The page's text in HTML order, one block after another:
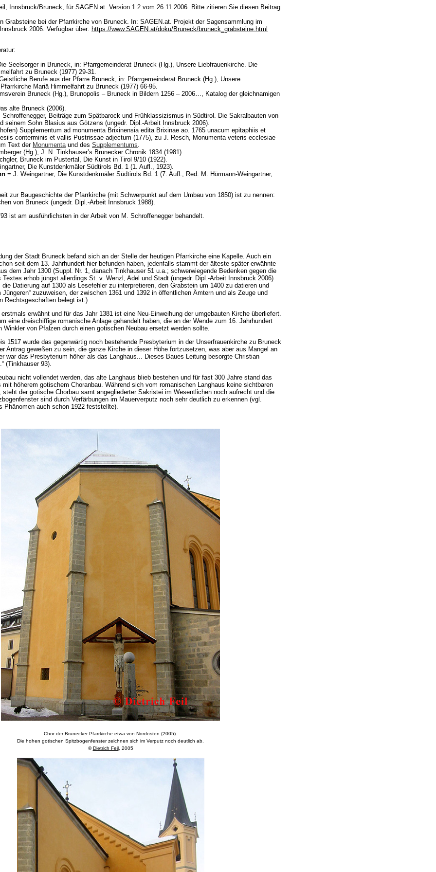
, Innsbruck/Bruneck, für SAGEN.at. Version 1.2 vom 26.11.2006. Bitte zitieren Sie diesen Beitrag
Grabsteine bei der Pfarrkirche von Bruneck. In: SAGEN.at. Projekt der Sagensammlung im
2006. Verfügbar über: https://www.SAGEN.at/doku/Bruneck/bruneck_grabsteine.html
Seelsorger in Bruneck, in: Pfarrgemeinderat Bruneck (Hg.), Unsere Liebfrauenkirche. Die
zu Bruneck (1977) 29-31.
Berufe aus der Pfarre Bruneck, in: Pfarrgemeinderat Bruneck (Hg.), Unsere
Mariä Himmelfahrt zu Bruneck (1977) 66-95.
Bruneck (Hg.), Brunopolis – Bruneck in Bildern 1256 – 2006…, Katalog der gleichnamigen
alte Bruneck (2006).
Beiträge zum Spätbarock und Frühklassizismus in Südtirol. Die Sakralbauten von
seinem Sohn Blasius aus Götzens (ungedr. Dipl.-Arbeit Innsbruck 2006).
Supplementum ad monumenta Brixinensia edita Brixinae ao. 1765 unacum epitaphiis et
conterminis et vallis Pustrissae adjectum (1775), zu J. Resch, Monumenta veteris ecclesiae
Text der Monumentaund des Supplementums.
(Hg.), J. N. Tinkhauser’s Brunecker Chronik 1834 (1981).
Bruneck im Pustertal, Die Kunst in Tirol 9/10 (1922).
Die Kunstdenkmäler Südtirols Bd. 1 (1. Aufl., 1923).
= J. Weingartner, Die Kunstdenkmäler Südtirols Bd. 1 (7. Aufl., Red. M. Hörmann-Weingartner,
zur Baugeschichte der Pfarrkirche (mit Schwerpunkt auf dem Umbau von 1850) ist zu nennen:
von Bruneck (ungedr. Dipl.-Arbeit Innsbruck 1988).
ist am ausführlichsten in der Arbeit von M. Schroffenegger behandelt.
der Stadt Bruneck befand sich an der Stelle der heutigen Pfarrkirche eine Kapelle. Auch ein
seit dem 13. Jahrhundert hier befunden haben, jedenfalls stammt der älteste später erwähnte
dem Jahr 1300 (Suppl. Nr. 1, danach Tinkhauser 51 u.a.; schwerwiegende Bedenken gegen die
erhob jüngst allerdings St. v. Wenzl, Adel und Stadt (ungedr. Dipl.-Arbeit Innsbruck 2006)
Datierung auf 1300 als Lesefehler zu interpretieren, den Grabstein um 1400 zu datieren und
Jüngeren“ zuzuweisen, der zwischen 1361 und 1392 in öffentlichen Ämtern und als Zeuge und
Rechtsgeschäften belegt ist.)
erwähnt und für das Jahr 1381 ist eine Neu-Einweihung der umgebauten Kirche überliefert.
eine dreischiffige romanische Anlage gehandelt haben, die an der Wende zum 16. Jahrhundert
Winkler von Pfalzen durch einen gotischen Neubau ersetzt werden sollte.
1517 wurde das gegenwärtig noch bestehende Presbyterium in der Unserfrauenkirche zu Bruneck
Antrag geweßen zu sein, die ganze Kirche in dieser Höhe fortzusetzen, was aber aus Mangel an
war das Presbyterium höher als das Langhaus... Dieses Baues Leitung besorgte Christian
(Tinkhauser 93).
nicht vollendet werden, das alte Langhaus blieb bestehen und für fast 300 Jahre stand das
mit höherem gotischem Choranbau. Während sich vom romanischen Langhaus keine sichtbaren
steht der gotische Chorbau samt angegliederter Sakristei im Wesentlichen noch aufrecht und die
sind durch Verfärbungen im Mauerverputz noch sehr deutlich zu erkennen (vgl.
Phänomen auch schon 1922 feststellte).
Chor der Brunecker Pfarrkirche etwa von Nordosten (2005).
Die hohen gotischen Spitzbogenfenster zeichnen sich im Verputz noch deutlich ab.
© Dietrich Feil , 2005